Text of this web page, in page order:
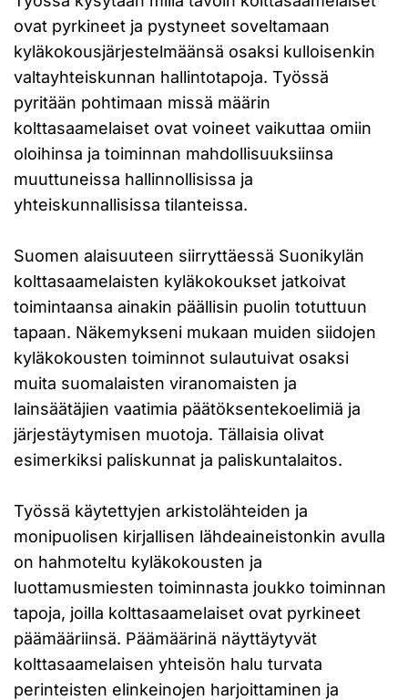
ovat pyrkineet ja pystyneet soveltamaan
kyläkokousjärjestelmäänsä osaksi kulloisenkin
valtayhteiskunnan hallintotapoja. Työssä
pyritään pohtimaan missä määrin
kolttasaamelaiset ovat voineet vaikuttaa omiin
oloihinsa ja toiminnan mahdollisuuksiinsa
muuttuneissa hallinnollisissa ja
yhteiskunnallisissa tilanteissa.
Suomen alaisuuteen siirryttäessä Suonikylän
kolttasaamelaisten kyläkokoukset jatkoivat
toimintaansa ainakin päällisin puolin totuttuun
tapaan. Näkemykseni mukaan muiden siidojen
kyläkokousten toiminnot sulautuivat osaksi
muita suomalaisten viranomaisten ja
lainsäätäjien vaatimia päätöksentekoelimiä ja
järjestäytymisen muotoja. Tällaisia olivat
esimerkiksi paliskunnat ja paliskuntalaitos.
Työssä käytettyjen arkistolähteiden ja
monipuolisen kirjallisen lähdeaineistonkin avulla
on hahmoteltu kyläkokousten ja
luottamusmiesten toiminnasta joukko toiminnan
tapoja, joilla kolttasaamelaiset ovat pyrkineet
päämääriinsä. Päämäärinä näyttäytyvät
kolttasaamelaisen yhteisön halu turvata
perinteisten elinkeinojen harjoittaminen ja